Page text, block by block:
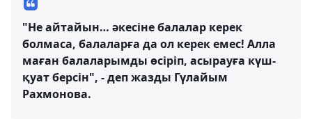
"Не айтайын… әкесіне балалар керек
болмаса, балаларға да ол керек емес! Алла
маған балаларымды өсіріп, асырауға күш-
қуат берсін", - деп жазды Гүлайым
Рахмонова.